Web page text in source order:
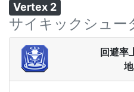
Vertex 2
サイキックシュー
回避率
地